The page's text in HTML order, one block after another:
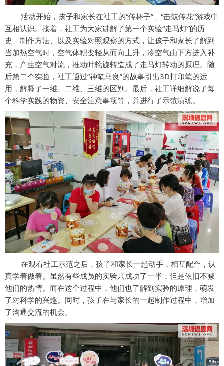
活动开始，孩子和家长在社工的“传杯子”、“击鼓传花”游戏中
互相认识。接着，社工为大家讲解了第一个实验“走马灯”的历
史、制作方法、以及实验对照观察的方式，让孩子和家长了解到
当加热空气时，空气体积变轻从而向上升，冷空气由下方进入补
充，产生空气对流，推动叶轮旋转造成了走马灯转动的原理。随
后第二个实验，社工通过“神笔马良”的故事引出3D打印笔的运
用，解释了一维、二维、三维的区别。最后，社工详细解说了每
个科学实践的物资、安全注意事项等，并进行了示范演练。
在观看社工示范之后，孩子和家长一起动手，相互配合，认
真学着做着。虽然有些成员的实验只成功了一半，但是依旧不减
他们的热情。而在这个过程中，他们也了解到实验的原理，萌发
了对科学的兴趣。同时，孩子在与家长的一起制作过程中，增加
了沟通交流的机会。